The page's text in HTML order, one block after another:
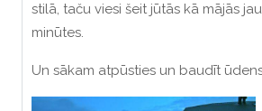
stilā, taču viesi šeit jūtās kā mājās
minūtes.
Un sākam atpūsties un baudīt